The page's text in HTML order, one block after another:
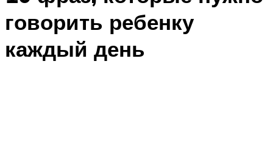
говорить ребенку
каждый день